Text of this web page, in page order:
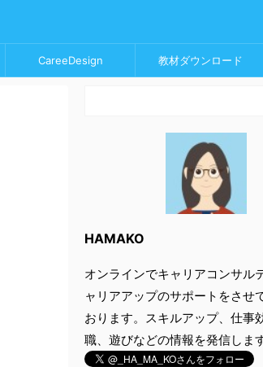
CareeDesign 教材ダウンロード
HAMAKO
オンラインでキャリアコンサル
ャリアアップのサポートをさせ
おります。スキルアップ、仕事
職、遊びなどの情報を発信します